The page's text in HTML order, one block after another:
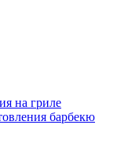
на гриле
барбекю